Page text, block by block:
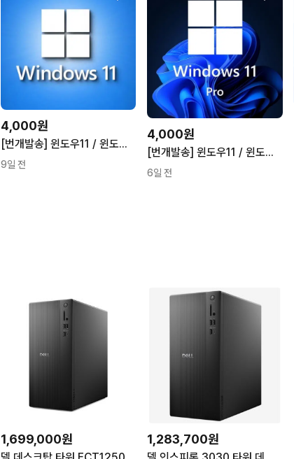
4,000원
[번개발송] 윈도우11 / 윈도우10 프로 홈 정품키 오피스2021
9일 전
4,000원
[번개발송] 윈도우11 / 윈도우10 프로 홈 정품키 오피스2021
6일 전
1,699,000원 1,283,700원